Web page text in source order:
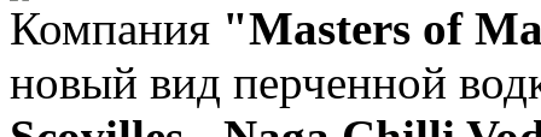
Компания "Masters of
новый вид перченной